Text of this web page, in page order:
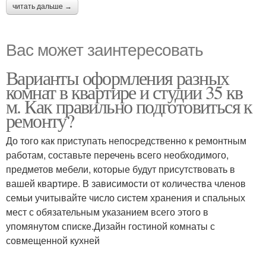
читать дальше →
Вас может заинтересовать
Варианты оформления разных
комнат в квартире и студии 35 кв
м. Как правильно подготовиться к
ремонту?
До того как приступать непосредственно к ремонтным
работам, составьте перечень всего необходимого,
предметов мебели, которые будут присутствовать в
вашей квартире. В зависимости от количества членов
семьи учитывайте число систем хранения и спальных
мест с обязательным указанием всего этого в
упомянутом списке.Дизайн гостиной комнаты с
совмещенной кухней